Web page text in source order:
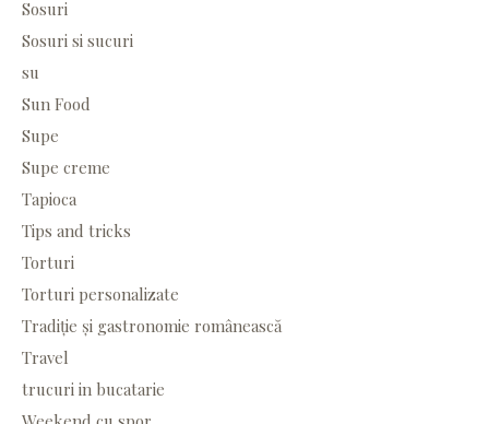
Sosuri
Sosuri si sucuri
su
Sun Food
Supe
Supe creme
Tapioca
Tips and tricks
Torturi
Torturi personalizate
Tradiție și gastronomie românească
Travel
trucuri in bucatarie